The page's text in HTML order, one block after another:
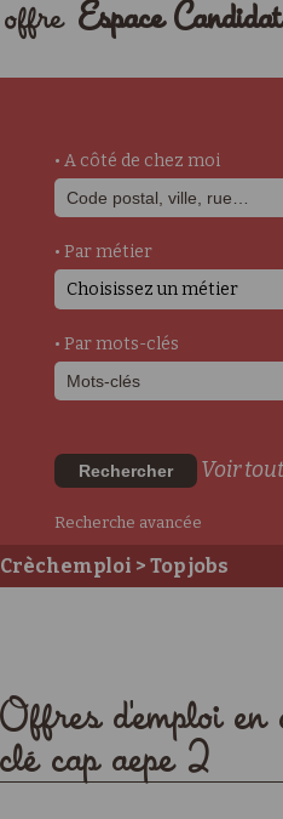
offre Espace
• A côté de chez moi
• Par métier
Choisissez un métier
• Par mots-clés
Rechercher Voir
Recherche avancée
Crèchemploi > Top jobs
Offres d'emploi en
clé cap aepe 2